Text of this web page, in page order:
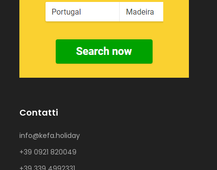
Contatti
info@kefa.holiday
+39 0921 820049